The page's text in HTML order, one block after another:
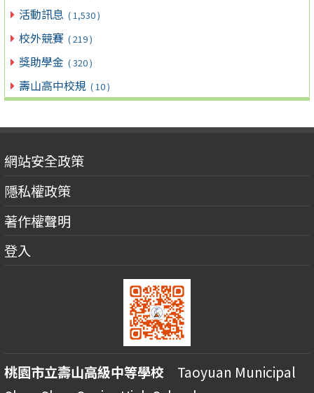
活動訊息 ( 1,530 )
校外競賽 ( 219 )
獎助學金 ( 320 )
壽山高中校規 ( 10 )
網站安全政策
隱私權政策
著作權聲明
登入
桃園市立壽山高級中等學校 Taoyuan Municipal